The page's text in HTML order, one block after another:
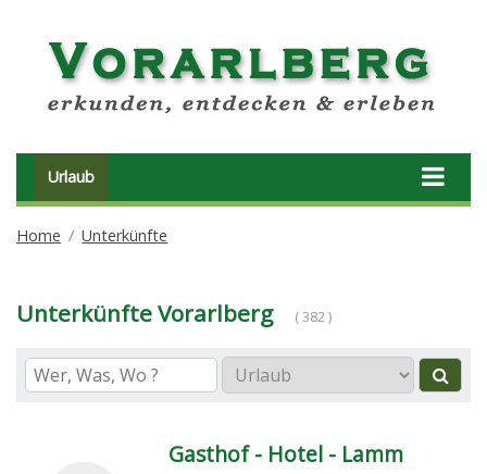
Urlaub
Home Unterkünfte
Unterkünfte Vorarlberg ( 382 )
Gasthof - Hotel - Lamm